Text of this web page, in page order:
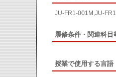
JU-FR1-001M,JU-
履修条件・関連科目
授業で使用する言語